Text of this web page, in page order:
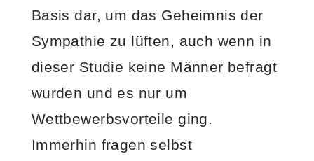
Basis dar, um das Geheimnis der
Sympathie zu lüften, auch wenn in
dieser Studie keine Männer befragt
wurden und es nur um
Wettbewerbsvorteile ging.
Immerhin fragen selbst